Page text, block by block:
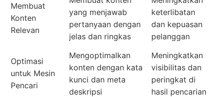
Membuat
Konten
Relevan
yang menjawab
pertanyaan dengan
jelas dan ringkas
keterlibatan
dan kepuasan
pelanggan
Optimasi
untuk Mesin
Pencari
Mengoptimalkan
konten dengan kata
kunci dan meta
deskripsi
Meningkatkan
visibilitas dan
peringkat di
hasil pencarian